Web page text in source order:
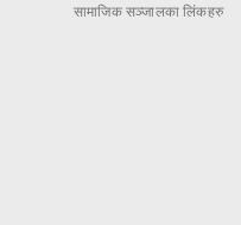
सामाजिक सञ्जालका लिंकहरु